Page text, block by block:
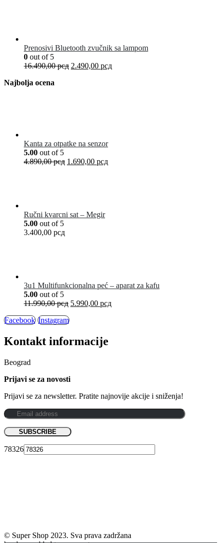
Prenosivi Bluetooth zvučnik sa lampom
0 out of 5
16.490,00рсд 2.490,00 рсд
Najbolja ocena
Kanta za otpatke na senzor
5.00 out of 5
4.890,00рсд 1.690,00 рсд
Ručni kvarcni sat – Megir
5.00 out of 5
3.400,00 рсд
3u1 Multifunkcionalna peć – aparat za kafu
5.00 out of 5
11.990,00рсд 5.990,00 рсд
Facebook Instagram
Kontakt informacije
Beograd
Prijavi se za novosti
Prijavi se za newsletter. Pratite najnovije akcije i sniženja!
78326
© Super Shop 2023. Sva prava zadržana